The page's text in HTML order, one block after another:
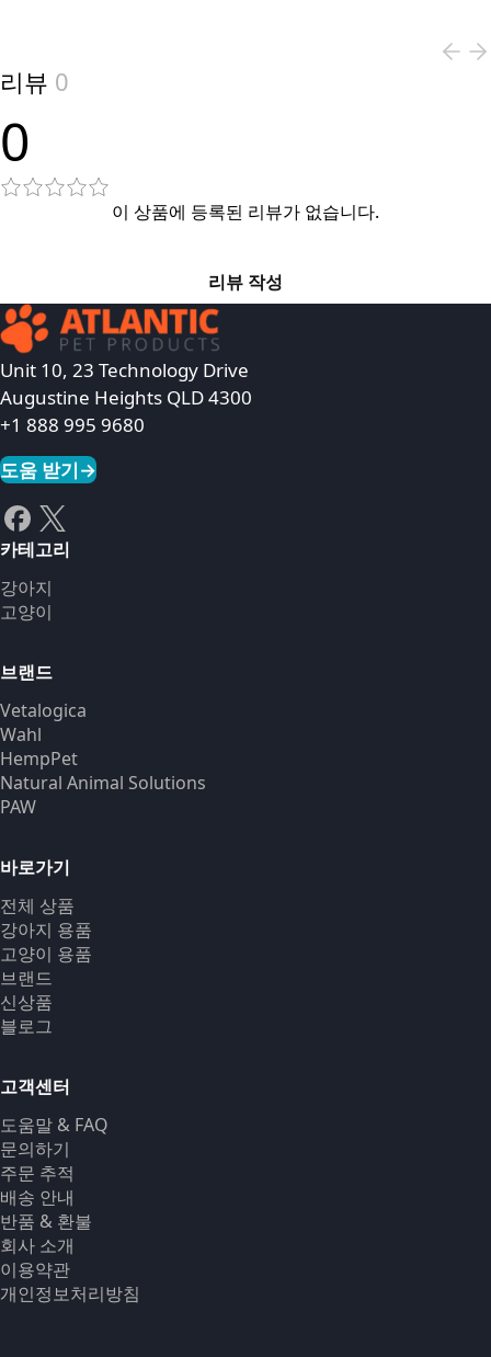
리뷰 0
0
이 상품에 등록된 리뷰가 없습니다.
리뷰 작성
Unit 10, 23 Technology Drive
Augustine Heights QLD 4300
+1 888 995 9680
도움 받기→
카테고리
강아지
고양이
브랜드
Vetalogica
Wahl
HempPet
Natural Animal Solutions
PAW
바로가기
전체 상품
강아지 용품
고양이 용품
브랜드
신상품
블로그
고객센터
도움말 & FAQ
문의하기
주문 추적
배송 안내
반품 & 환불
회사 소개
이용약관
개인정보처리방침